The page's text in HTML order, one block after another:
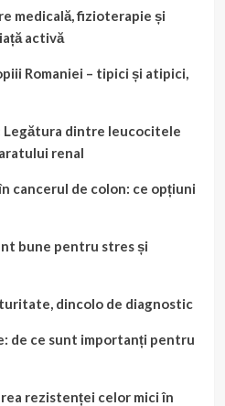
medicală, fizioterapie și
activă
Romaniei – tipici și atipici,
dintre leucocitele
renal
cancerul de colon: ce opțiuni
bune pentru stres și
dincolo de diagnostic
de ce sunt importanți pentru
rezistenței celor mici în